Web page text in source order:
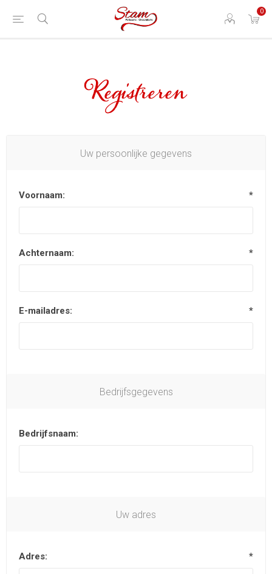
0
Registreren
Uw persoonlijke gegevens
Voornaam: *
Achternaam: *
E-mailadres: *
Bedrijfsgegevens
Bedrijfsnaam:
Uw adres
Adres: *